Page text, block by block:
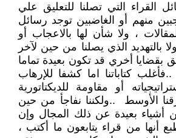
القراء التي تصلنا للتعليق علي
منهم أو الغاضبين توجد رسائل
، ولا شأن لها بالاعجاب أو
ولا بالتهديد الذي يصلنا من حين لآخر
بقضايا أخري قد تكون بعيدة تماما
..فأغلب كتاباتنا اما كشفا للإرهاب
أو مقاومة للديكتاتورية
الأوسط ..ولكننا نفاجأ من حين
أشياء بعيدة عن ذلك المجال وإن
أنها من قراء يتابعون ما أكتب ،